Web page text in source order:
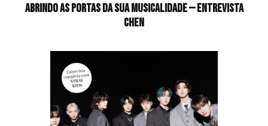
Abrindo as portas da sua musicalidade — Entrevista
CHEN